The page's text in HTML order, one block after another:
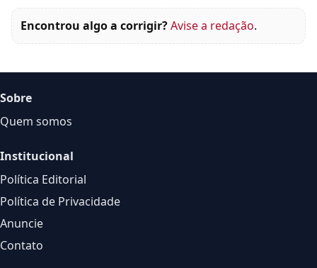
Encontrou algo a corrigir?Avise a redação.
Sobre
Quem somos
Institucional
Política Editorial
Política de Privacidade
Anuncie
Contato